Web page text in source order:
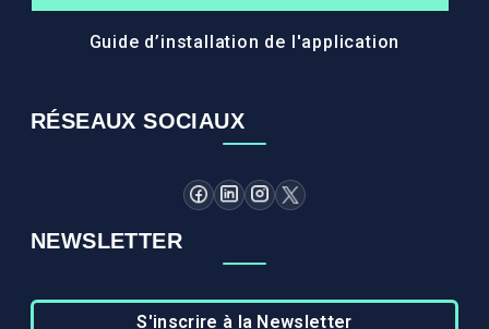
Guide d’installation de l'application
RÉSEAUX SOCIAUX
NEWSLETTER
S'inscrire à la Newsletter